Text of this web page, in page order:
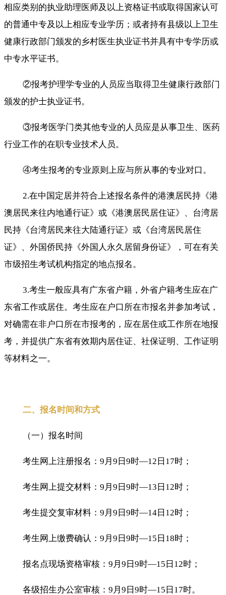
相应类别的执业助理医师及以上资格证书或取得国家认可
的普通中专及以上相应专业学历；或者持有县级以上卫生
健康行政部门颁发的乡村医生执业证书并具有中专学历或
中专水平证书。
②报考护理学专业的人员应当取得卫生健康行政部门
颁发的护士执业证书。
③报考医学门类其他专业的人员应是从事卫生、医药
行业工作的在职专业技术人员。
④考生报考的专业原则上应与所从事的专业对口。
2.在中国定居并符合上述报名条件的港澳居民持《港
澳居民来往内地通行证》或《港澳居民居住证》、台湾居
民持《台湾居民来往大陆通行证》或《台湾居民居住
证》、外国侨民持《外国人永久居留身份证》，可在有关
市级招生考试机构指定的地点报名。
3.考生一般应具有广东省户籍，外省户籍考生应在广
东省工作或居住。考生应在户口所在市报名并参加考试，
对确需在非户口所在市报考的，应在居住或工作所在地报
考，并提供广东省有效期内居住证、社保证明、工作证明
等材料之一。
二、报名时间和方式
（一）报名时间
考生网上注册报名：9月9日9时—12日17时；
考生网上提交材料：9月9日9时—13日12时；
考生提交复审材料：9月9日9时—14日12时；
考生网上缴费确认：9月9日9时—15日18时；
报名点现场资格审核：9月9日9时—15日12时；
各级招生办公室审核：9月9日9时—15日17时。